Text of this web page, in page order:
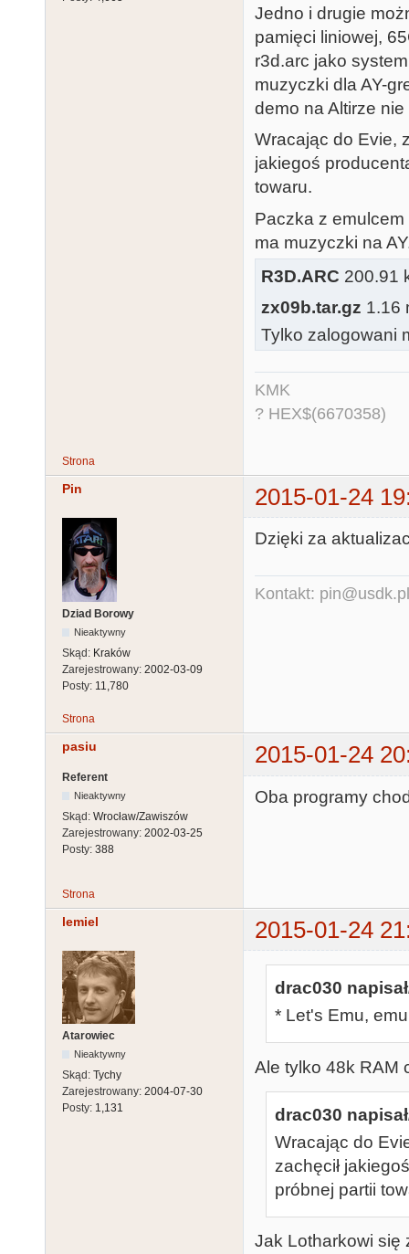
Jedno i drugie
pamięci liniowej,
r3d.arc jako
muzyczki dla AY-
demo na Altirze
Wracając do Evie,
jakiegoś
towaru.
Paczka z
ma muzyczki na
R3D.ARC 200.91
zx09b.tar.gz 1.16
Tylko zalogowani
KMK
? HEX$(6670358)
Strona
Pin 2015-01-24
Dziad Borowy
Nieaktywny
Skąd: Kraków
Zarejestrowany: 2002-03-09
Posty: 11,780
Dzięki za
Kontakt: pin@usdk.pl
Strona
pasiu 2015-01-24
Referent
Nieaktywny
Skąd: Wrocław/Zawiszów
Zarejestrowany: 2002-03-25
Posty: 388
Oba programy
Strona
lemiel 2015-01-24
Atarowiec
Nieaktywny
Skąd: Tychy
Zarejestrowany: 2004-07-30
Posty: 1,131
drac030
* Let's Emu,
Ale tylko 48k RAM
drac030
Wracając do
zachęcił
próbnej partii
Jak Lotharkowi się